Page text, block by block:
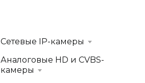
Сетевые IP-камеры
Аналоговые HD и CVBS-
камеры